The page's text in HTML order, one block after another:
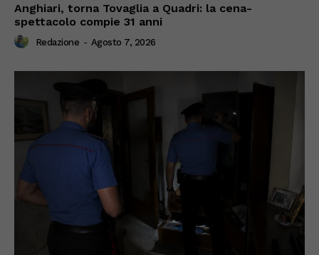
Anghiari, torna Tovaglia a Quadri: la cena-
spettacolo compie 31 anni
Redazione - Agosto 7, 2026